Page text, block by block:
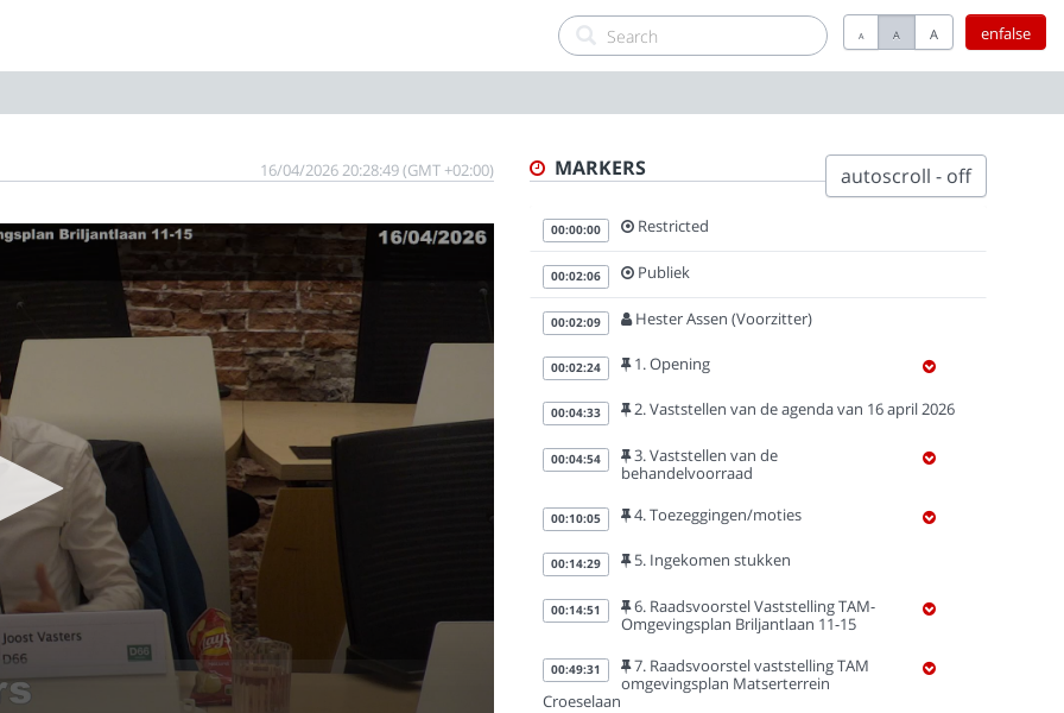
enfalse
A A A
16/04/2026 20:28:49 (GMT +02:00) MARKERS autoscroll - off
00:00:00 Restricted
00:02:06 Publiek
00:02:09 Hester Assen (Voorzitter)
00:02:24 1. Opening
00:04:33 2. Vaststellen van de agenda van 16 april 2026
00:04:54
3. Vaststellen van de
behandelvoorraad
00:10:05 4. Toezeggingen/moties
00:14:29 5. Ingekomen stukken
00:14:51
6. Raadsvoorstel Vaststelling TAM-
Omgevingsplan Briljantlaan 11-15
00:49:31
7. Raadsvoorstel vaststelling TAM
omgevingsplan Matserterrein
Croeselaan